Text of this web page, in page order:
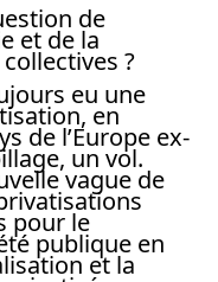
de
et de la
?
eu une
en
de l’Europe ex-
un vol.
vague de
pour le
publique en
et la